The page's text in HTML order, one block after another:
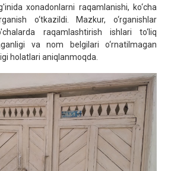
xonadonlarni raqamlanishi, ko‘cha
o‘tkazildi. Mazkur, o‘rganishlar
raqamlashtirish ishlari to‘liq
va nom belgilari o‘rnatilmagan
holatlari aniqlanmoqda.